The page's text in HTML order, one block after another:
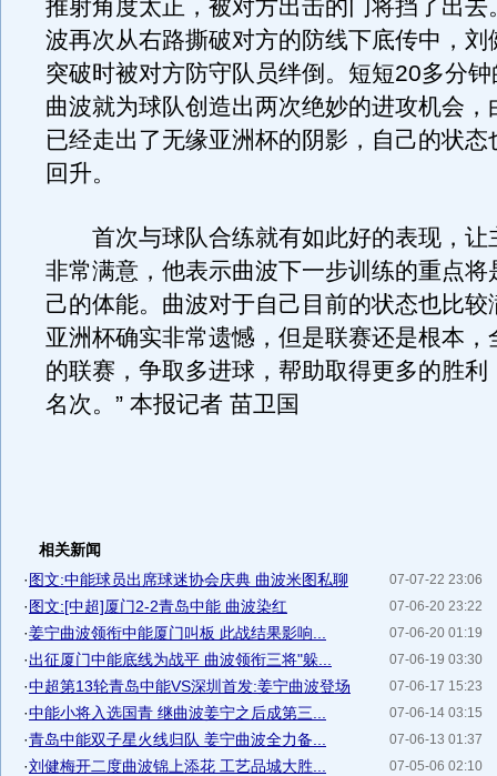
推射角度太正，被对方出击的门将挡了出去
波再次从右路撕破对方的防线下底传中，刘
突破时被对方防守队员绊倒。短短20多分
曲波就为球队创造出两次绝妙的进攻机会，
已经走出了无缘亚洲杯的阴影，自己的状态
回升。
首次与球队合练就有如此好的表现，让
非常满意，他表示曲波下一步训练的重点将
己的体能。曲波对于自己目前的状态也比较
亚洲杯确实非常遗憾，但是联赛还是根本，
的联赛，争取多进球，帮助取得更多的胜利
名次。” 本报记者 苗卫国
相关新闻
07-07-22 23:06
·图文:中能球员出席球迷协会庆典 曲波米图私聊
07-06-20 23:22
·图文:[中超]厦门2-2青岛中能 曲波染红
07-06-20 01:19
·姜宁曲波领衔中能厦门叫板 此战结果影响...
07-06-19 03:30
·出征厦门中能底线为战平 曲波领衔三将"躲...
07-06-17 15:23
·中超第13轮青岛中能VS深圳首发:姜宁曲波登场
07-06-14 03:15
·中能小将入选国青 继曲波姜宁之后成第三...
07-06-13 01:37
·青岛中能双子星火线归队 姜宁曲波全力备...
07-05-06 02:10
·刘健梅开二度曲波锦上添花 工艺品城大胜...